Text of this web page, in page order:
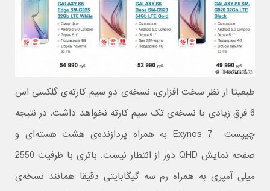
طبعیتا از نظر سخت افزاری، نسخه‌ی دو سیم کارته‌ی گلکسی اس
6 فرق زیادی با نسخه‌ی تک سیم کارته نخواهد داشت. در نتیجه
چیپست Exynos 7 به همراه پردازنده‌ی هشت هسته‌ای و
صفحه نمایش QHD دور از انتظار نیست. باتری با ظرفیت 2550
میلی آمپری به همراه رم سه گیگابایتی دقیقا همانند نسخه‌ی